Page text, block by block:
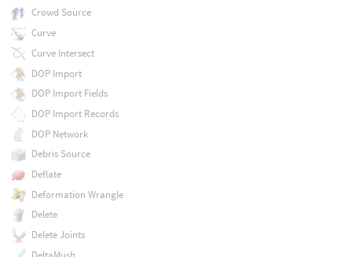
Crowd Source
Curve
Curve Intersect
DOP Import
DOP Import Fields
DOP Import Records
DOP Network
Debris Source
Deflate
Deformation Wrangle
Delete
Delete Joints